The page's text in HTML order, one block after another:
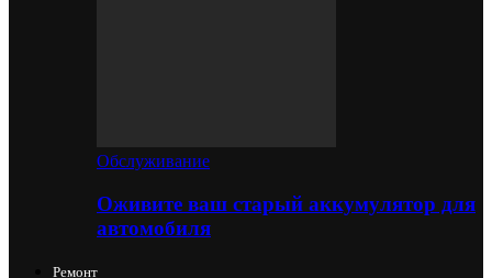
Обслуживание
Оживите ваш старый аккумулятор для
автомобиля
Ремонт